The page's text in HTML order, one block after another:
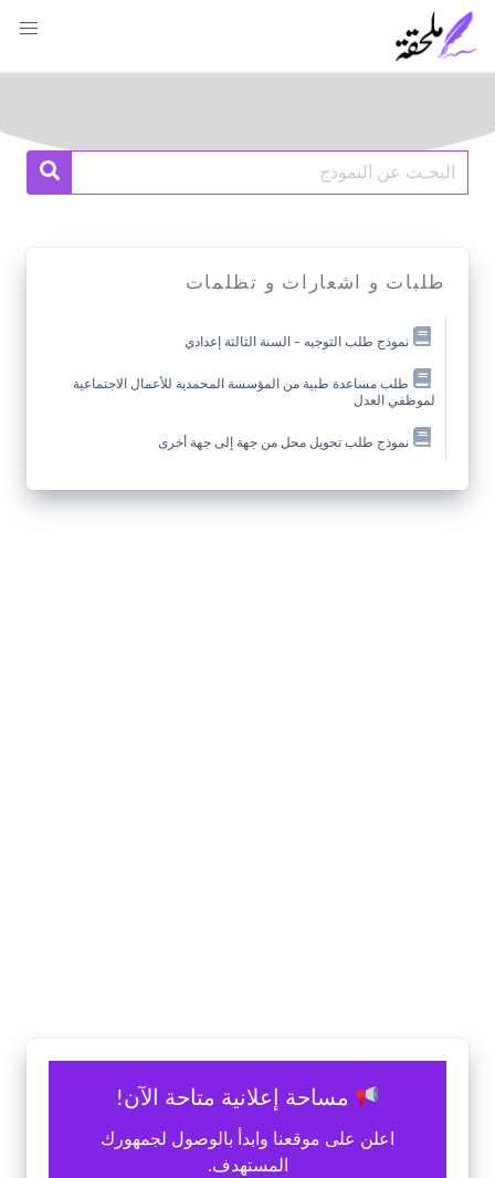
Search
طلبات و اشعارات و تظلمات
نموذج طلب التوجيه – السنة الثالثة إعدادي
طلب مساعدة طبية من المؤسسة المحمدية للأعمال الاجتماعية
لموظفي العدل
نموذج طلب تحويل محل من جهة إلى جهة أخرى
مساحة إعلانية متاحة الآن!
اعلن على موقعنا وابدأ بالوصول لجمهورك
المستهدف.